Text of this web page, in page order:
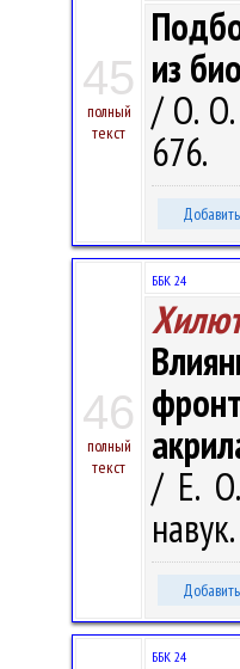
45
полный
текст
из
/ О.
676.
46
полный
текст
ББК 24
/ Е.
ББК 24